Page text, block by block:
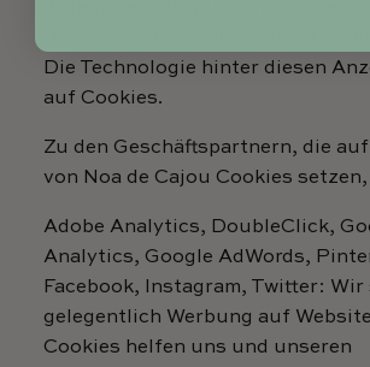
Die Technologie hinter diesen
auf Cookies.
Zu den Geschäftspartnern, die
von Noa de Cajou Cookies
Adobe Analytics, DoubleClick,
Analytics, Google AdWords,
Facebook, Instagram, Twitter: Wir
gelegentlich Werbung auf
Cookies helfen uns und unseren